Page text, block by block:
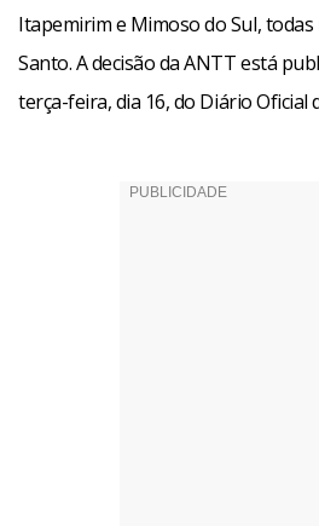
Itapemirim e Mimoso do Sul,
Santo. A decisão da ANTT está
terça-feira, dia 16, do Diário Oficial